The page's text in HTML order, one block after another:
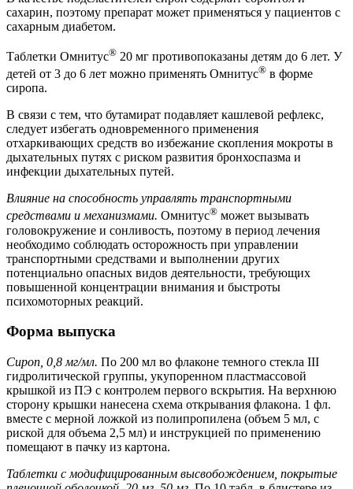
сахарин, поэтому препарат может применяться у пациентов с
сахарным диабетом.
Таблетки Омнитус® 20 мг противопоказаны детям до 6 лет. У
детей от 3 до 6 лет можно применять Омнитус® в форме
сиропа.
В связи с тем, что бутамират подавляет кашлевой рефлекс,
следует избегать одновременного применения
отхаркивающих средств во избежание скопления мокроты в
дыхательных путях с риском развития бронхоспазма и
инфекции дыхательных путей.
Влияние на способность управлять транспортными
средствами и механизмами. Омнитус® может вызывать
головокружение и сонливость, поэтому в период лечения
необходимо соблюдать осторожность при управлении
транспортными средствами и выполнении других
потенциально опасных видов деятельности, требующих
повышенной концентрации внимания и быстроты
психомоторных реакций.
Форма выпуска
Сироп, 0,8 мг/мл. По 200 мл во флаконе темного стекла III
гидролитической группы, укупоренном пластмассовой
крышкой из ПЭ с контролем первого вскрытия. На верхнюю
сторону крышки нанесена схема открывания флакона. 1 фл.
вместе с мерной ложкой из полипропилена (объем 5 мл, с
риской для объема 2,5 мл) и инструкцией по применению
помещают в пачку из картона.
Таблетки с модифицированным высвобождением, покрытые